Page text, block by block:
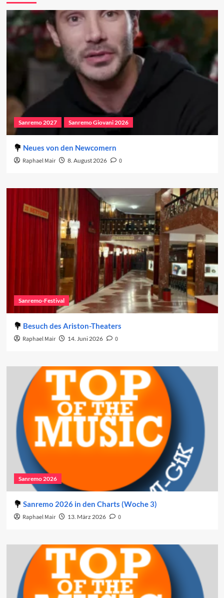
Sanremo 2027 Sanremo Giovani 2026
Neues von den Newcomern
Raphael Mair 8. August 2026 0
Sanremo-Festival
Besuch des Ariston-Theaters
Raphael Mair 14. Juni 2026 0
Sanremo 2026
Sanremo 2026 in den Charts (Woche 3)
Raphael Mair 13. März 2026 0